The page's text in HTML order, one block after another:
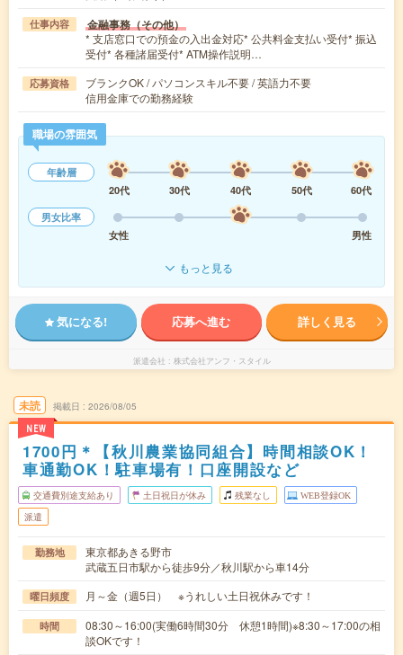
仕事内容 金融事務（その他）
* 支店窓口での預金の入出金対応* 公共料金支払い受付* 振込
受付* 各種諸届受付* ATM操作説明…
応募資格
ブランクOK / パソコンスキル不要 / 英語力不要
信用金庫での勤務経験
職場の雰囲気
年齢層
20代
30代 40代 50代
60代
男女比率
女性
男性
もっと見る
気になる! 応募へ進む 詳しく見る
派遣会社 株式会社アンフ・スタイル
未読
NEW
掲載日 2026/08/05
1700円＊【秋川農業協同組合】時間相談OK！
車通勤OK！駐車場有！口座開設など
交通費別途支給あり 土日祝日が休み 残業なし WEB登録OK
派遣
勤務地
東京都あきる野市
武蔵五日市駅から徒歩9分／秋川駅から車14分
曜日頻度 月～金（週5日） ※うれしい土日祝休みです！
時間
08:30～16:00(実働6時間30分 休憩1時間)※8:30～17:00の相
談OKです！